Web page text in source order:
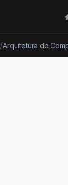
/Arquitetura de